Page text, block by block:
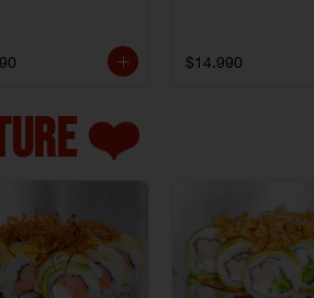
$14.990
❤️